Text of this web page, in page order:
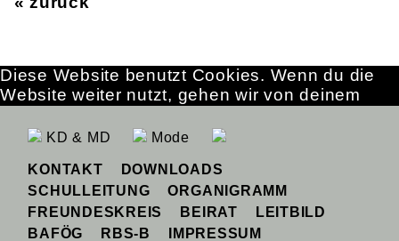
KD & MD Mode
KONTAKT
DOWNLOADS
SCHULLEITUNG
ORGANIGRAMM
FREUNDESKREIS
BEIRAT
LEITBILD
BAFÖG
RBS-B IMPRESSUM
Diese Website benutzt Cookies. Wenn du die
Website weiter nutzt, gehen wir von deinem